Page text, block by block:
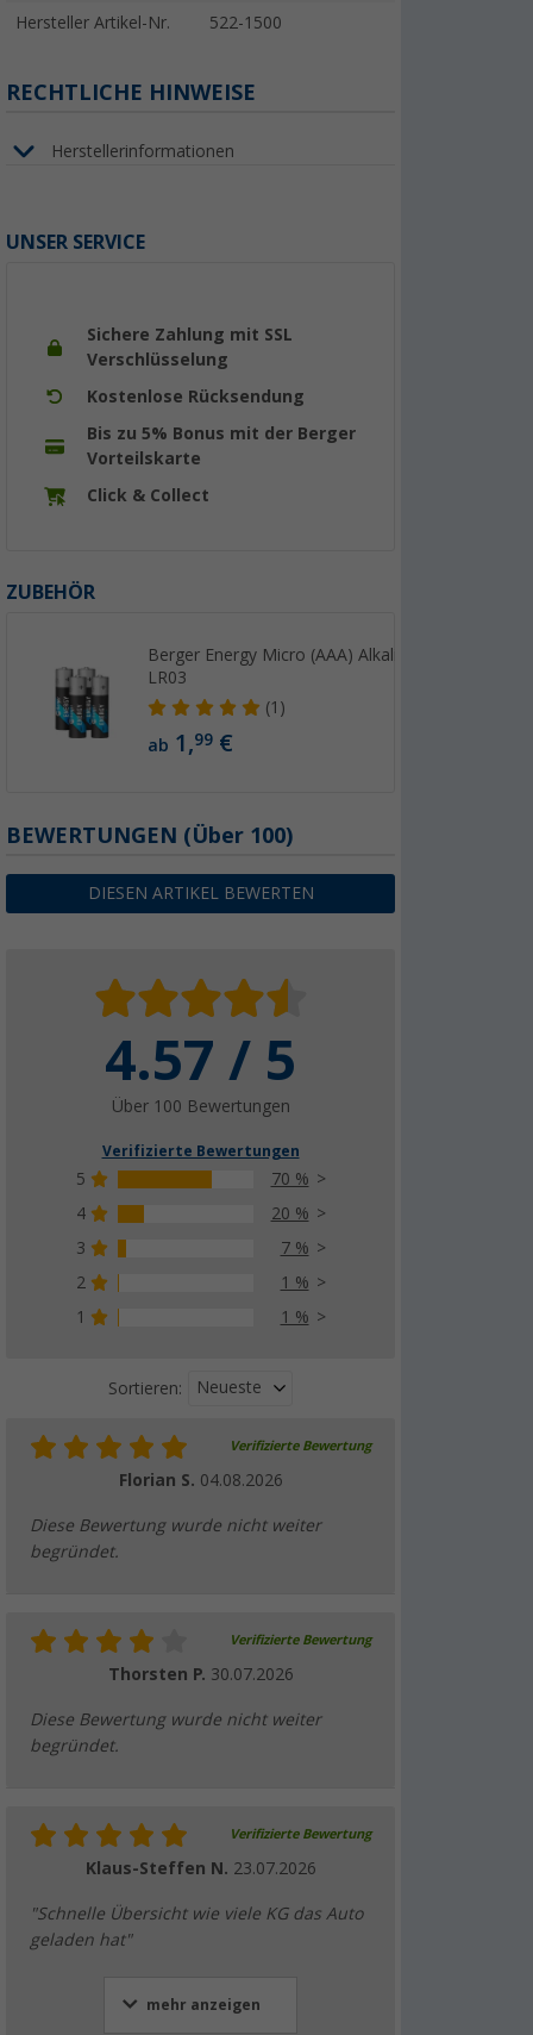
Hersteller Artikel-Nr. 522-1500
RECHTLICHE HINWEISE
Herstellerinformationen
UNSER SERVICE
Sichere Zahlung mit SSL
Verschlüsselung
Kostenlose Rücksendung
Bis zu 5% Bonus mit der Berger
Vorteilskarte
Click & Collect
ZUBEHÖR
Berger Energy Micro (AAA) Alkaline Batterie
LR03
(1)
ab 1,99 €
BEWERTUNGEN (Über 100)
DIESEN ARTIKEL BEWERTEN
4.57 / 5
Über 100 Bewertungen
Verifizierte Bewertungen
5
70 %
4
20 %
3
7 %
2
1 %
1
1 %
Sortieren: Neueste
Verifizierte Bewertung
Florian S. 04.08.2026
Diese Bewertung wurde nicht weiter
begründet.
Verifizierte Bewertung
Thorsten P. 30.07.2026
Diese Bewertung wurde nicht weiter
begründet.
Verifizierte Bewertung
Klaus-Steffen N. 23.07.2026
"Schnelle Übersicht wie viele KG das Auto
geladen hat"
mehr anzeigen